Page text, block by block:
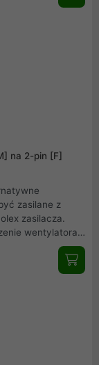
na 2-pin [F]
zasilane z
zasilacza.
wentylatora
specjalne 2-
do
ona również